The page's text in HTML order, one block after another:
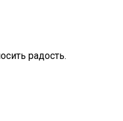
радость.